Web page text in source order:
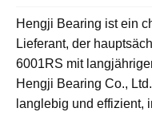
Hengji Bearing ist ein
Lieferant, der
6001RS mit
Hengji Bearing Co.,
langlebig und effizient,